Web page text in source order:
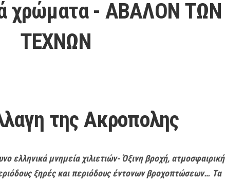
της Ακροπολης
ελληνικά μνημεία χιλιετιών- Όξινη βροχή, ατμοσφαιρική
ξηρές και περιόδους έντονων βροχοπτώσεων… Τα